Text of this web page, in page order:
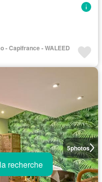
- Capifrance - WALEED
5photos
recherche